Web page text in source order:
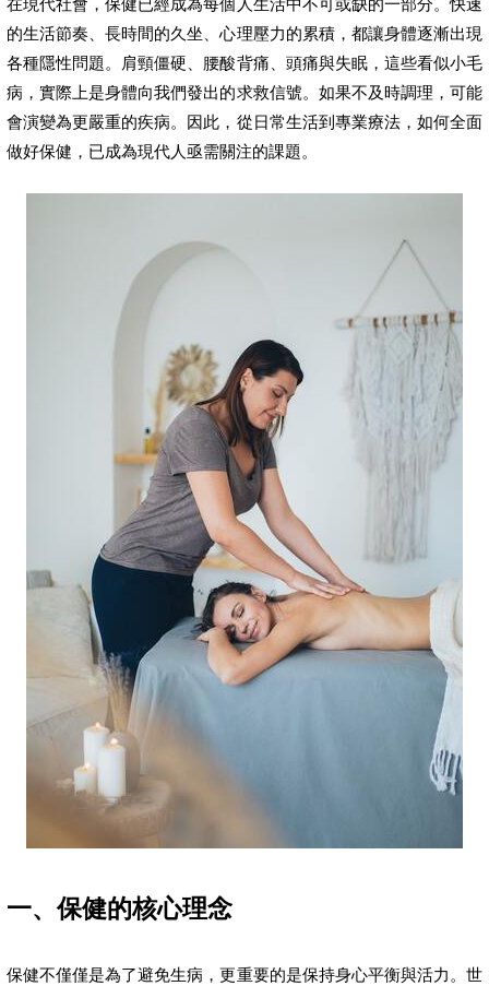
在現代社會，保健已經成為每個人生活中不可或缺的一部分。快速
的生活節奏、長時間的久坐、心理壓力的累積，都讓身體逐漸出現
各種隱性問題。肩頸僵硬、腰酸背痛、頭痛與失眠，這些看似小毛
病，實際上是身體向我們發出的求救信號。如果不及時調理，可能
會演變為更嚴重的疾病。因此，從日常生活到專業療法，如何全面
做好保健，已成為現代人亟需關注的課題。
一、保健的核心理念
保健不僅僅是為了避免生病，更重要的是保持身心平衡與活力。世